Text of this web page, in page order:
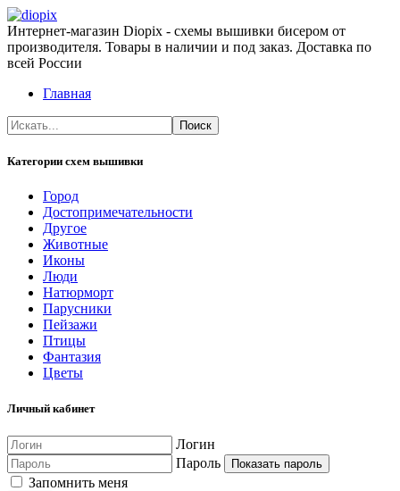
Интернет-магазин Diopix - схемы вышивки бисером от
производителя. Товары в наличии и под заказ. Доставка по
всей России
Главная
Категории схем вышивки
Город
Достопримечательности
Другое
Животные
Иконы
Люди
Натюрморт
Парусники
Пейзажи
Птицы
Фантазия
Цветы
Личный кабинет
Логин
Пароль
Показать пароль
Запомнить меня